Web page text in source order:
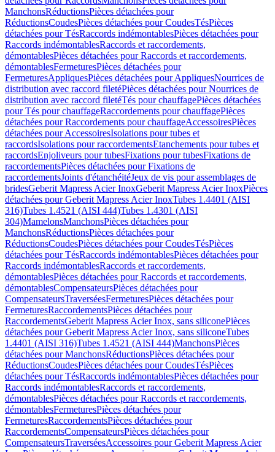
ManchonsRéductionsPièces détachées pour
RéductionsCoudesPièces détachées pour CoudesTésPièces
détachées pour TésRaccords indémontablesPièces détachées pour
Raccords indémontablesRaccords et raccordements,
démontablesPièces détachées pour Raccords et raccordements,
démontablesFermeturesPièces détachées pour
FermeturesAppliquesPièces détachées pour AppliquesNourrices de
distribution avec raccord filetéPièces détachées pour Nourrices de
distribution avec raccord filetéTés pour chauffagePièces détachées
pour Tés pour chauffageRaccordements pour chauffagePièces
détachées pour Raccordements pour chauffageAccessoiresPièces
détachées pour AccessoiresIsolations pour tubes et
raccordsIsolations pour raccordementsEtanchements pour tubes et
raccordsEnjoliveurs pour tubesFixations pour tubesFixations de
raccordementsPièces détachées pour Fixations de
raccordementsJoints d'étanchéitéJeux de vis pour assemblages de
bridesGeberit Mapress Acier InoxGeberit Mapress Acier InoxPièces
détachées pour Geberit Mapress Acier InoxTubes 1.4401 (AISI
316)Tubes 1.4521 (AISI 444)Tubes 1.4301 (AISI
304)MamelonsManchonsPièces détachées pour
ManchonsRéductionsPièces détachées pour
RéductionsCoudesPièces détachées pour CoudesTésPièces
détachées pour TésRaccords indémontablesPièces détachées pour
Raccords indémontablesRaccords et raccordements,
démontablesPièces détachées pour Raccords et raccordements,
démontablesCompensateursPièces détachées pour
CompensateursTraverséesFermeturesPièces détachées pour
FermeturesRaccordementsPièces détachées pour
RaccordementsGeberit Mapress Acier Inox, sans siliconePièces
détachées pour Geberit Mapress Acier Inox, sans siliconeTubes
1.4401 (AISI 316)Tubes 1.4521 (AISI 444)ManchonsPièces
détachées pour ManchonsRéductionsPièces détachées pour
RéductionsCoudesPièces détachées pour CoudesTésPièces
détachées pour TésRaccords indémontablesPièces détachées pour
Raccords indémontablesRaccords et raccordements,
démontablesPièces détachées pour Raccords et raccordements,
démontablesFermeturesPièces détachées pour
FermeturesRaccordementsPièces détachées pour
RaccordementsCompensateursPièces détachées pour
CompensateursTraverséesAccessoires pour Geberit Mapress Acier